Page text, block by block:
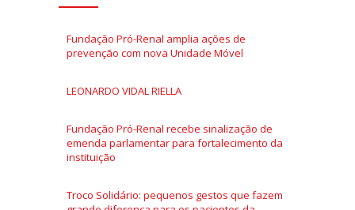
Fundação Pró-Renal amplia ações de
prevenção com nova Unidade Móvel
LEONARDO VIDAL RIELLA
Fundação Pró-Renal recebe sinalização de
emenda parlamentar para fortalecimento da
instituição
Troco Solidário: pequenos gestos que fazem